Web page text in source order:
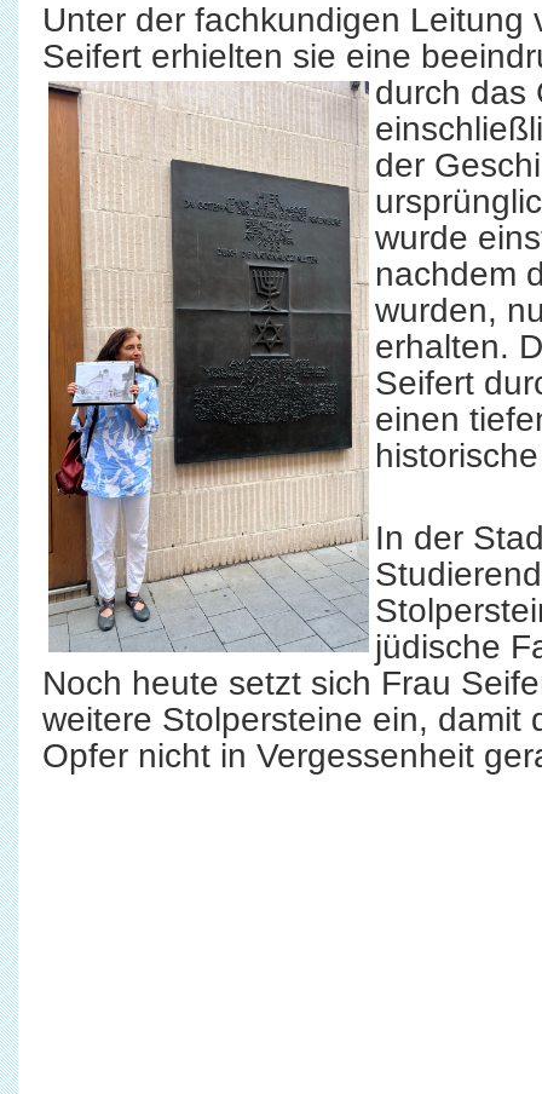
Unter der fachkundigen Leitung
Seifert erhielten sie eine
durch das
der
wurde
nachdem
wurden,
erhalten.
Seifert
einen
In der
jüdische
Noch heute setzt sich Frau
weitere Stolpersteine ein, damit
Opfer nicht in Vergessenheit